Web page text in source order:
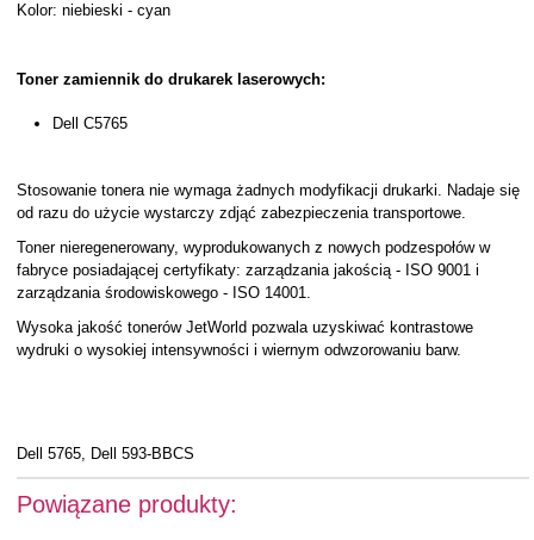
Kolor: niebieski - cyan
Toner zamiennik do drukarek laserowych:
Dell C5765
Stosowanie tonera nie wymaga żadnych modyfikacji drukarki. Nadaje się
od razu do użycie wystarczy zdjąć zabezpieczenia transportowe.
Toner nieregenerowany, wyprodukowanych z nowych podzespołów w
fabryce posiadającej certyfikaty: zarządzania jakością - ISO 9001 i
zarządzania środowiskowego - ISO 14001.
Wysoka jakość tonerów JetWorld pozwala uzyskiwać kontrastowe
wydruki o wysokiej intensywności i wiernym odwzorowaniu barw.
Dell 5765, Dell 593-BBCS
Powiązane produkty: